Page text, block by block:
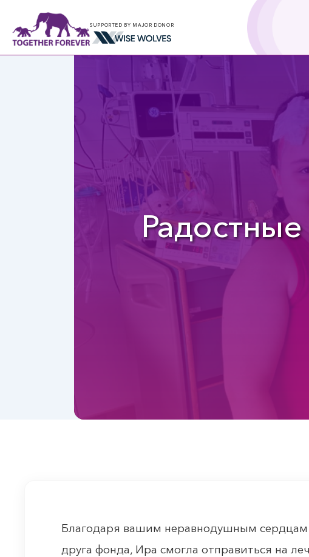
SUPPORTED BY MAJOR DONOR
Благодаря вашим неравнодушным
друга фонда, Ира смогла отправиться на